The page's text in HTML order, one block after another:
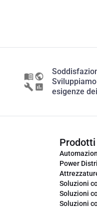
esigenze
Prodotti
Power
Soluzioni
Soluzioni
Soluzioni